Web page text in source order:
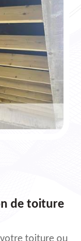
de toiture
toiture ou